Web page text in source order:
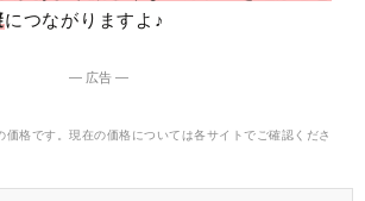
につながりますよ♪
― 広告 ―
格です。現在の価格については各サイトでご確認くださ